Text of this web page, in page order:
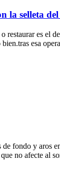
la selleta
restaurar es
esa
fondo y aros
no afecte al